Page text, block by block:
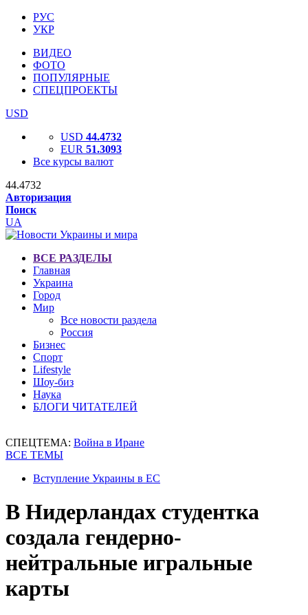
РУС
УКР
ВИДЕО
ФОТО
ПОПУЛЯРНЫЕ
СПЕЦПРОЕКТЫ
USD
USD 44.4732
EUR 51.3093
Все курсы валют
44.4732
Авторизация
Поиск
UA
ВСЕ РАЗДЕЛЫ
Главная
Украина
Город
Мир
Все новости раздела
Россия
Бизнес
Спорт
Lifestyle
Шоу-биз
Наука
БЛОГИ ЧИТАТЕЛЕЙ
СПЕЦТЕМА: Война в Иране
ВСЕ ТЕМЫ
Вступление Украины в ЕС
В Нидерландах студентка
создала гендерно-
нейтральные игральные
карты